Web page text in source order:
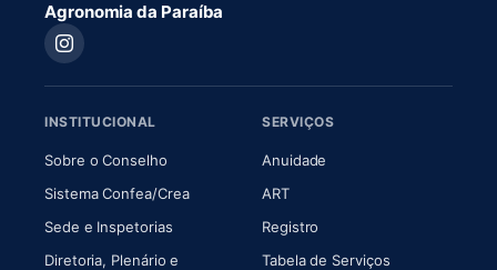
Agronomia da Paraíba
INSTITUCIONAL
Sobre o Conselho(abre em nova aba)
Sistema Confea/Crea(abre em nova aba)
Sede e Inspetorias
Diretoria, Plenário e
SERVIÇOS
Anuidade
ART(abre em nova aba)
Registro
Tabela de Serviços